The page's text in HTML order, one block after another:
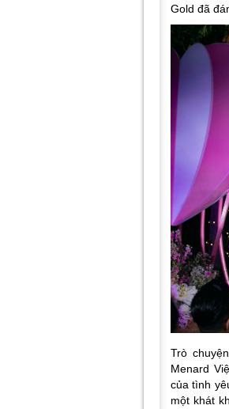
Gold đã
Trò
Menard
của tình
một khát